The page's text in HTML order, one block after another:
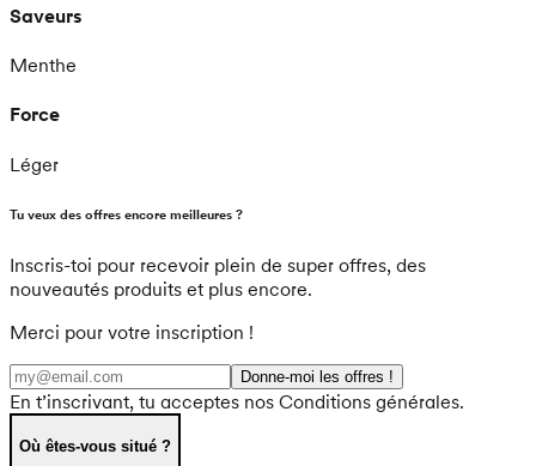
Saveurs
Menthe
Force
Léger
Tu veux des offres encore meilleures ?
Inscris-toi pour recevoir plein de super offres, des
nouveautés produits et plus encore.
Merci pour votre inscription !
Donne-moi les offres !
En t’inscrivant, tu acceptes nos Conditions générales.
Où êtes-vous situé ?